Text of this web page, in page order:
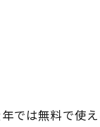
では無料で使